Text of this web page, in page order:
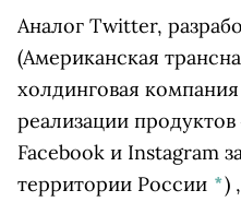
Аналог Twitter,
(Американская
холдинговая
реализации
Facebook и Instagram
территории России *)